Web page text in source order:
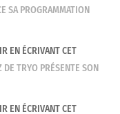
SA PROGRAMMATION
EN ÉCRIVANT CET
DE TRYO PRÉSENTE SON
EN ÉCRIVANT CET